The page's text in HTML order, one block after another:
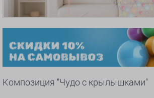
Композиция "Чудо с крылышками"